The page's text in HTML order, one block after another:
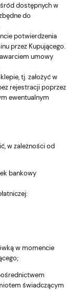
dostępnych w
do
potwierdzenia
przez Kupującego.
umowy
tj. założyć w
rejestracji poprzez
ewentualnym
w zależności od
bankowy
w momencie
świadczącym